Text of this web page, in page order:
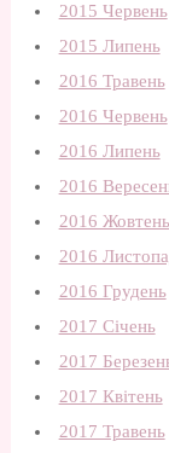
2015 Червень
2015 Липень
2016 Травень
2016 Червень
2016 Липень
2016
2016 Жовтень
2016
2016 Грудень
2017 Січень
2017
2017 Квітень
2017 Травень